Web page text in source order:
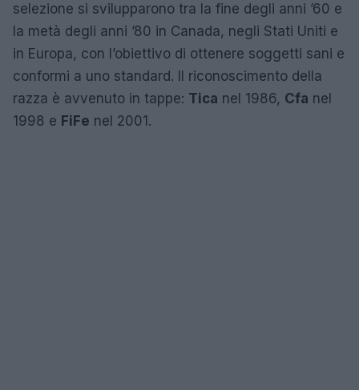
selezione si svilupparono tra la fine degli anni ’60 e
la metà degli anni ’80 in Canada, negli Stati Uniti e
in Europa, con l’obiettivo di ottenere soggetti sani e
conformi a uno standard. Il riconoscimento della
razza è avvenuto in tappe: Tica nel 1986, Cfa nel
1998 e FiFe nel 2001.